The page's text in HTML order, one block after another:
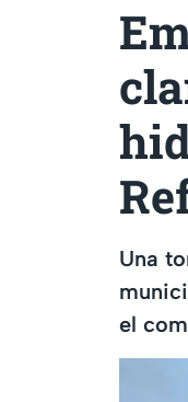
Una
el